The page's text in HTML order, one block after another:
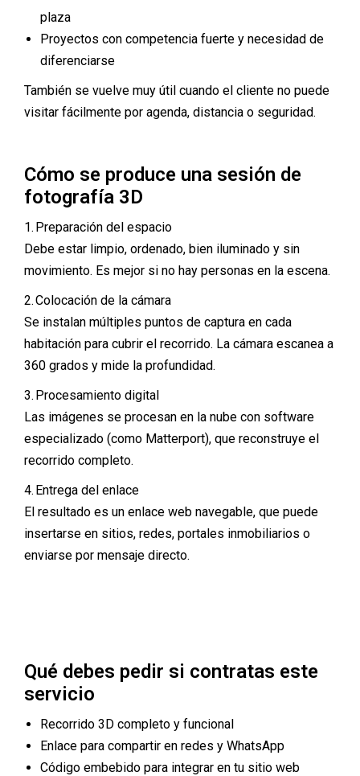
plaza
Proyectos con competencia fuerte y necesidad de
diferenciarse
También se vuelve muy útil cuando el cliente no puede
visitar fácilmente por agenda, distancia o seguridad.
Cómo se produce una sesión de
fotografía 3D
1. Preparación del espacio
Debe estar limpio, ordenado, bien iluminado y sin
movimiento. Es mejor si no hay personas en la escena.
2. Colocación de la cámara
Se instalan múltiples puntos de captura en cada
habitación para cubrir el recorrido. La cámara escanea a
360 grados y mide la profundidad.
3. Procesamiento digital
Las imágenes se procesan en la nube con software
especializado (como Matterport), que reconstruye el
recorrido completo.
4. Entrega del enlace
El resultado es un enlace web navegable, que puede
insertarse en sitios, redes, portales inmobiliarios o
enviarse por mensaje directo.
Qué debes pedir si contratas este
servicio
Recorrido 3D completo y funcional
Enlace para compartir en redes y WhatsApp
Código embebido para integrar en tu sitio web